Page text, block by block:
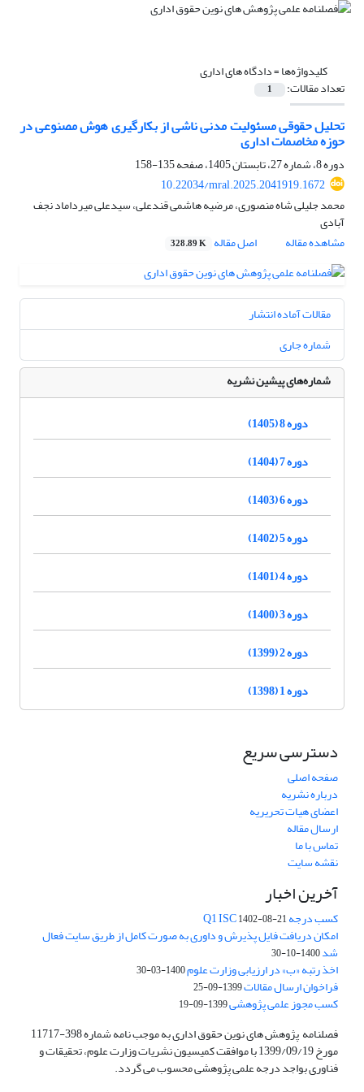
کلیدواژه‌ها =دادگاه های اداری
تعداد مقالات: 1
تحلیل حقوقی مسئولیت مدنی ناشی از بکارگیری هوش مصنوعی در
حوزه مخاصمات اداری
دوره 8، شماره 27، تابستان 1405، صفحه
135-158
10.22034/mral.2025.2041919.1672
محمد جلیلی شاه منصوری، مرضیه هاشمی قندعلی، سیدعلی میرداماد نجف
آبادی
مشاهده مقاله
اصل مقاله 328.89 K
مقالات آماده انتشار
شماره جاری
شماره‌های پیشین نشریه
دوره 8 (1405)
دوره 7 (1404)
دوره 6 (1403)
دوره 5 (1402)
دوره 4 (1401)
دوره 3 (1400)
دوره 2 (1399)
دوره 1 (1398)
دسترسی سریع
صفحه اصلی
درباره نشریه
اعضای هیات تحریریه
ارسال مقاله
تماس با ما
نقشه سایت
آخرین اخبار
کسب درجه Q1 ISC1402-08-21
امکان دریافت فایل پذیرش و داوری به صورت کامل از طریق سایت فعال
شد1400-10-30
اخذ رتبه «ب» در ارزیابی وزارت علوم1400-03-30
فراخوان ارسال مقالات1399-09-25
کسب مجوز علمی پژوهشی1399-09-19
فصلنامه پژوهش های نوین حقوق اداری به موجب نامه شماره 398-11717
مورخ 1399/09/19 با موافقت کمیسیون نشریات وزارت علوم، تحقیقات و
فناوری بواجد درجه علمی پژوهشی محسوب می گردد.